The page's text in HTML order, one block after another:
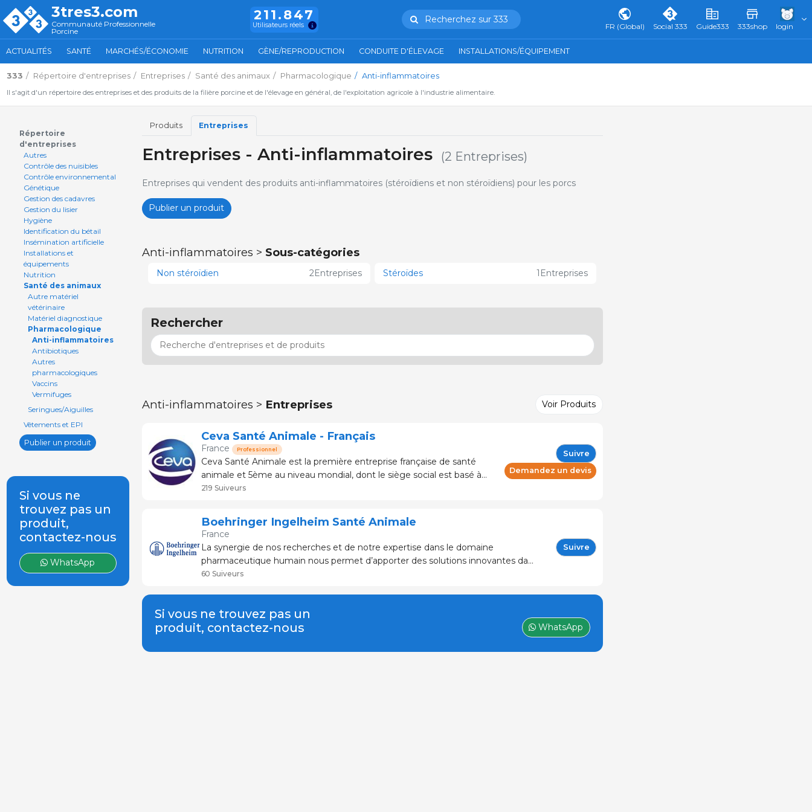
3tres3.com
Communauté Professionnelle
Porcine
211.847
Utilisateurs réels
Recherchez sur 333
FR (Global) Social 333 Guide333 333shop login
ACTUALITÉS SANTÉ MARCHÉS/ÉCONOMIE NUTRITION GÈNE/REPRODUCTION CONDUITE D'ÉLEVAGE INSTALLATIONS/ÉQUIPEMENT
333 Répertoire d'entreprises Entreprises Santé des animaux Pharmacologique Anti-inflammatoires
Il s'agit d'un répertoire des entreprises et des produits de la filière porcine et de l'élevage en général, de l'exploitation agricole à l'industrie alimentaire.
Répertoire
d'entreprises
Autres
Contrôle des nuisibles
Contrôle environnemental
Génétique
Gestion des cadavres
Gestion du lisier
Hygiène
Identification du bétail
Insémination artificielle
Installations et
équipements
Nutrition
Santé des animaux
Autre matériel
vétérinaire
Matériel diagnostique
Pharmacologique
Anti-inflammatoires
Antibiotiques
Autres
pharmacologiques
Vaccins
Vermifuges
Seringues/Aiguilles
Vêtements et EPI
Publier un produit
Si vous ne
trouvez pas un
produit,
contactez-nous
WhatsApp
Produits Entreprises
Entreprises - Anti-inflammatoires (2 Entreprises)
Entreprises qui vendent des produits anti-inflammatoires (stéroïdiens et non stéroïdiens) pour les porcs
Publier un produit
Anti-inflammatoires > Sous-catégories
Non stéroïdien 2Entreprises Stéroïdes 1 Entreprises
Rechercher
Anti-inflammatoires > Entreprises Voir Produits
Ceva Santé Animale - Français
France Professionnel
Ceva Santé Animale est la première entreprise française de santé
animale et 5ème au niveau mondial, dont le siège social est basé à
Libourne en Nouvelle Aquitaine – France. Dirigé p
219 Suiveurs
Suivre
Demandez un devis
Boehringer Ingelheim Santé Animale
France
La synergie de nos recherches et de notre expertise dans le domaine
pharmaceutique humain nous permet d’apporter des solutions innovantes dans
la santé animal. De l’animal de compagnie aux animaux d’élevage.
60 Suiveurs
Suivre
Si vous ne trouvez pas un
produit, contactez-nous
WhatsApp